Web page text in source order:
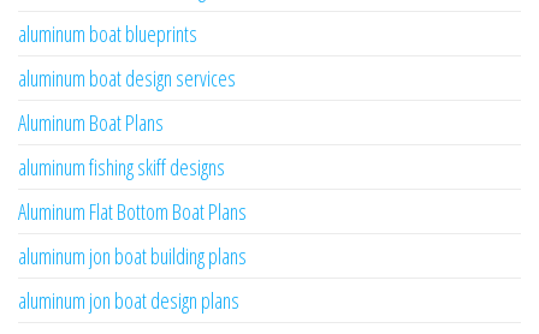
aluminum boat blueprints
aluminum boat design services
Aluminum Boat Plans
aluminum fishing skiff designs
Aluminum Flat Bottom Boat Plans
aluminum jon boat building plans
aluminum jon boat design plans